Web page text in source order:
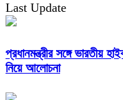
Last Update
প্রধানমন্ত্রীর সঙ্গে ভারতীয়
নিয়ে আলোচনা